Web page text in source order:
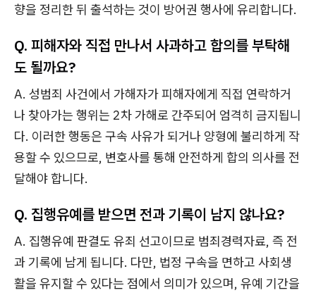
향을 정리한 뒤 출석하는 것이 방어권 행사에 유리합니다.
Q. 피해자와 직접 만나서 사과하고 합의를 부탁해
도 될까요?
A. 성범죄 사건에서 가해자가 피해자에게 직접 연락하거
나 찾아가는 행위는 2차 가해로 간주되어 엄격히 금지됩니
다. 이러한 행동은 구속 사유가 되거나 양형에 불리하게 작
용할 수 있으므로, 변호사를 통해 안전하게 합의 의사를 전
달해야 합니다.
Q. 집행유예를 받으면 전과 기록이 남지 않나요?
A. 집행유예 판결도 유죄 선고이므로 범죄경력자료, 즉 전
과 기록에 남게 됩니다. 다만, 법정 구속을 면하고 사회생
활을 유지할 수 있다는 점에서 의미가 있으며, 유예 기간을